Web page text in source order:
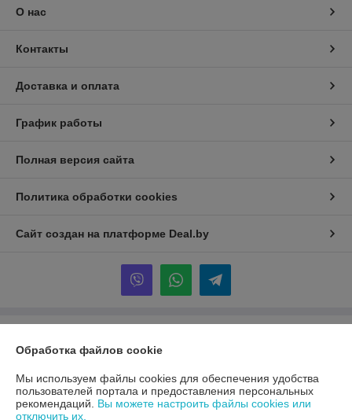
О нас
Контакты
Доставка и оплата
График работы
Полная версия сайта
Политика обработки cookies
Сайт создан на платформе Deal.by
ул. Сухаревская, ДОМ 16, пом. 16, 220019
Регистрационный номер ЕГР: 192849314
Обработка файлов cookie
Мы используем файлы cookies для обеспечения удобства
пользователей портала и предоставления персональных
рекомендаций. Вы можете настроить файлы cookies или
отключить их.